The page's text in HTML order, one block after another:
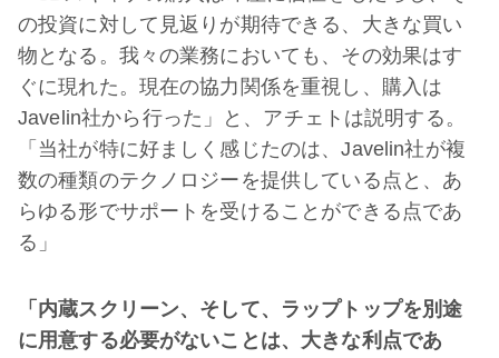
の投資に対して見返りが期待できる、大きな買い
物となる。我々の業務においても、その効果はす
ぐに現れた。現在の協力関係を重視し、購入は
Javelin社から行った」と、アチェトは説明する。
「当社が特に好ましく感じたのは、Javelin社が複
数の種類のテクノロジーを提供している点と、あ
らゆる形でサポートを受けることができる点であ
る」
「内蔵スクリーン、そして、ラップトップを別途
に用意する必要がないことは、大きな利点であ